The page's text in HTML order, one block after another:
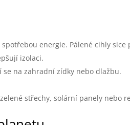
energie. Pálené cihly
izolaci.
na zahradní zídky nebo dlažbu.
střechy, solární panely nebo